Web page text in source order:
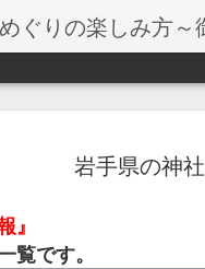
岩手県の神社
』
覧です。